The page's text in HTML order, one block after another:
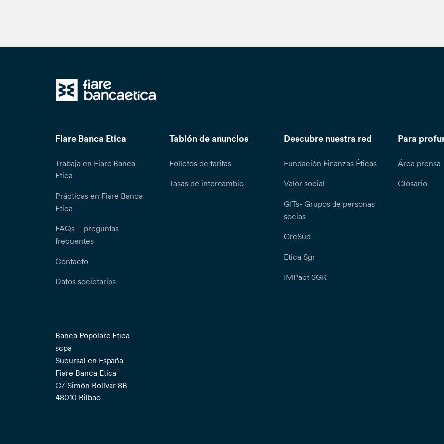
Fiare Banca Etica
Trabaja en Fiare Banca
Etica
Prácticas en Fiare Banca
Etica
FAQs – preguntas
frecuentes
Contacto
Datos societarios
Tablón de anuncios
Folletos de tarifas
Tasas de intercambio
Descubre nuestra red
Fundación Finanzas Éticas
Valor social
GITs- Grupos de personas
socias
CreSud
Etica Sgr
IMPact SGR
Para
Área prensa
Glosario
Banca Popolare Etica
scpa
Sucursal en España
Fiare Banca Etica
C/ Simón Bolívar 8B
48010 Bilbao